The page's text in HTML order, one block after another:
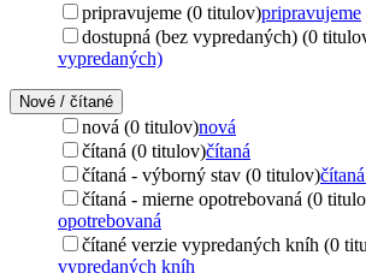
pripravujeme (0 titulov)pripravujeme
dostupná (bez vypredaných) (0
vypredaných)
Nové / čítané
nová (0 titulov)nová
čítaná (0 titulov)čítaná
čítaná - výborný stav (0 titulov)
čítaná - mierne opotrebovaná (0
opotrebovaná
čítané verzie vypredaných kníh (0
vypredaných kníh